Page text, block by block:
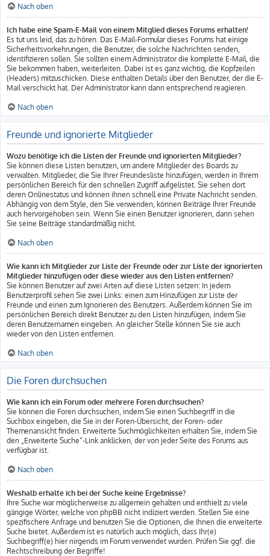
Nach oben
Ich habe eine Spam-E-Mail von einem Mitglied dieses Forums erhalten!
Es tut uns leid, das zu hören. Das E-Mail-Formular dieses Forums hat einige
Sicherheitsvorkehrungen, die Benutzer, die solche Nachrichten senden,
identifizieren sollen. Sie sollten einem Administrator die komplette E-Mail, die
Sie bekommen haben, weiterleiten. Dabei ist es ganz wichtig, die Kopfzeilen
(Headers) mitzuschicken. Diese enthalten Details über den Benutzer, der die E-
Mail verschickt hat. Der Administrator kann dann entsprechend reagieren.
Nach oben
Freunde und ignorierte Mitglieder
Wozu benötige ich die Listen der Freunde und ignorierten Mitglieder?
Sie können diese Listen benutzen, um andere Mitglieder des Boards zu
verwalten. Mitglieder, die Sie Ihrer Freundesliste hinzufügen, werden in Ihrem
persönlichen Bereich für den schnellen Zugriff aufgelistet. Sie sehen dort
deren Onlinestatus und können ihnen schnell eine Private Nachricht senden.
Abhängig von dem Style, den Sie verwenden, können Beiträge Ihrer Freunde
auch hervorgehoben sein. Wenn Sie einen Benutzer ignorieren, dann sehen
Sie seine Beiträge standardmäßig nicht.
Nach oben
Wie kann ich Mitglieder zur Liste der Freunde oder zur Liste der ignorierten
Mitglieder hinzufügen oder diese wieder aus den Listen entfernen?
Sie können Benutzer auf zwei Arten auf diese Listen setzen: In jedem
Benutzerprofil sehen Sie zwei Links: einen zum Hinzufügen zur Liste der
Freunde und einen zum Ignorieren des Benutzers. Außerdem können Sie im
persönlichen Bereich direkt Benutzer zu den Listen hinzufügen, indem Sie
deren Benutzernamen eingeben. An gleicher Stelle können Sie sie auch
wieder von den Listen entfernen.
Nach oben
Die Foren durchsuchen
Wie kann ich ein Forum oder mehrere Foren durchsuchen?
Sie können die Foren durchsuchen, indem Sie einen Suchbegriff in die
Suchbox eingeben, die Sie in der Foren-Übersicht, der Foren- oder
Themenansicht finden. Erweiterte Suchmöglichkeiten erhalten Sie, indem Sie
den „Erweiterte Suche“-Link anklicken, der von jeder Seite des Forums aus
verfügbar ist.
Nach oben
Weshalb erhalte ich bei der Suche keine Ergebnisse?
Ihre Suche war möglicherweise zu allgemein gehalten und enthielt zu viele
gängige Wörter, welche von phpBB nicht indiziert werden. Stellen Sie eine
spezifischere Anfrage und benutzen Sie die Optionen, die Ihnen die erweiterte
Suche bietet. Außerdem ist es natürlich auch möglich, dass Ihr(e)
Suchbegriff(e) hier nirgends im Forum verwendet wurden. Prüfen Sie ggf. die
Rechtschreibung der Begriffe!